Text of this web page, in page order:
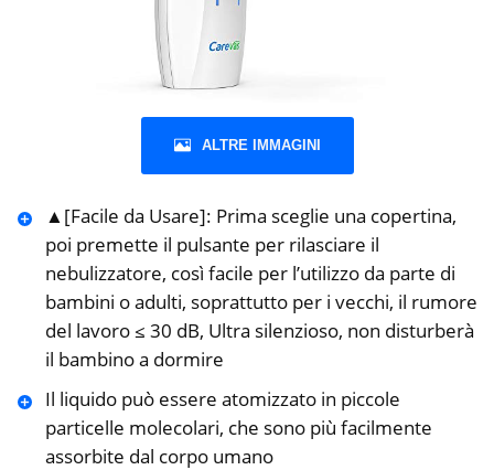
ALTRE IMMAGINI
▲[Facile da Usare]: Prima sceglie una copertina,
poi premette il pulsante per rilasciare il
nebulizzatore, così facile per l’utilizzo da parte di
bambini o adulti, soprattutto per i vecchi, il rumore
del lavoro ≤ 30 dB, Ultra silenzioso, non disturberà
il bambino a dormire
Il liquido può essere atomizzato in piccole
particelle molecolari, che sono più facilmente
assorbite dal corpo umano